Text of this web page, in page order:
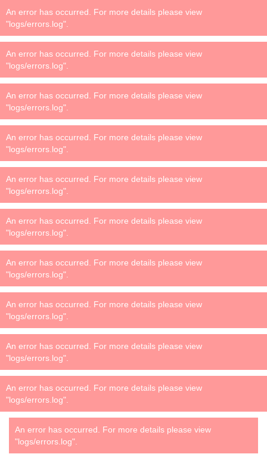
An error has occurred. For more details please view
"logs/errors.log".
An error has occurred. For more details please view
"logs/errors.log".
An error has occurred. For more details please view
"logs/errors.log".
An error has occurred. For more details please view
"logs/errors.log".
An error has occurred. For more details please view
"logs/errors.log".
An error has occurred. For more details please view
"logs/errors.log".
An error has occurred. For more details please view
"logs/errors.log".
An error has occurred. For more details please view
"logs/errors.log".
An error has occurred. For more details please view
"logs/errors.log".
An error has occurred. For more details please view
"logs/errors.log".
An error has occurred. For more details please view
"logs/errors.log".